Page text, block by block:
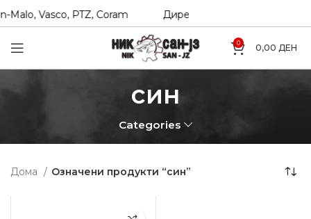
Vasco, PTZ, Coram Директни увозници на
0 0,00 ДЕН
син
Categories
Дома Означени продукти “син”